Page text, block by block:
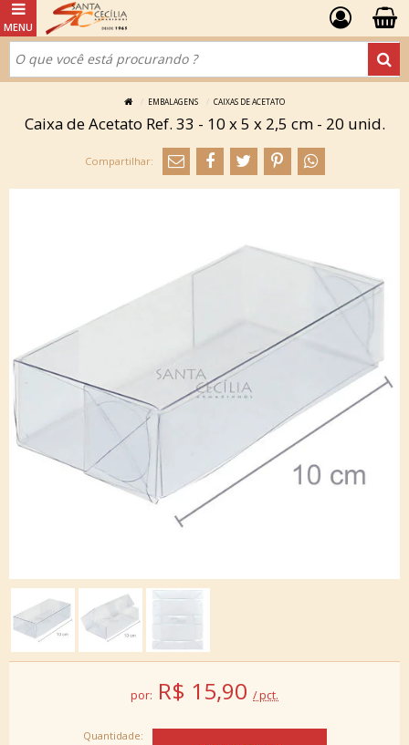
EMBALAGENS CAIXAS DE ACETATO
Caixa de Acetato Ref. 33 - 10 x 5 x 2,5 cm - 20 unid.
por: R$ 15,90 / pct.
Quantidade: